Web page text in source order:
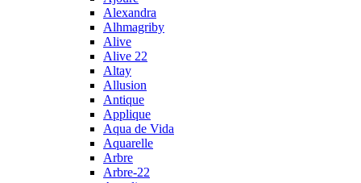
Alexandra
Alhmagriby
Alive
Alive 22
Altay
Allusion
Antique
Applique
Aqua de Vida
Aquarelle
Arbre
Arbre-22